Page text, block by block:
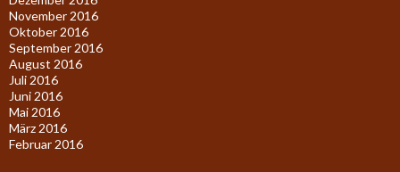
November 2016
Oktober 2016
September 2016
August 2016
Juli 2016
Juni 2016
Mai 2016
März 2016
Februar 2016